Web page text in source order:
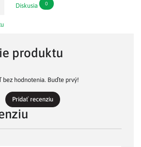
Diskusia 0
produktu
bez hodnotenia. Buďte prvý!
Pridať recenziu